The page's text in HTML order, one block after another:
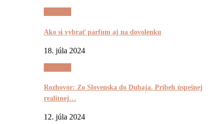
Ako si vybrať parfum aj na dovolenku
18. júla 2024
Rozhovor: Zo Slovenska do Dubaja. Príbeh úspešnej
realitnej…
12. júla 2024